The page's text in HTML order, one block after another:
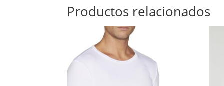
Productos relacionados